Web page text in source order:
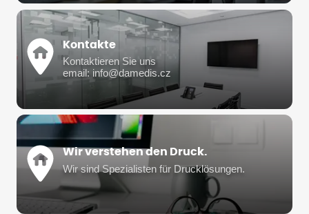
Kontakte
Kontaktieren Sie uns
email: info@damedis.cz
Wir verstehen den Druck.
Wir sind Spezialisten für Drucklösungen.